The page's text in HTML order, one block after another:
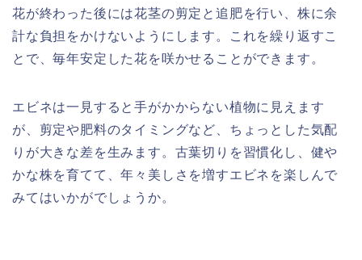
花が終わった後には花茎の剪定と追肥を行い、株に余
計な負担をかけないようにします。これを繰り返すこ
とで、毎年安定した花を咲かせることができます。
エビネは一見すると手がかからない植物に見えます
が、剪定や肥料のタイミングなど、ちょっとした気配
りが大きな差を生みます。古葉切りを習慣化し、健や
かな株を育てて、年々美しさを増すエビネを楽しんで
みてはいかがでしょうか。